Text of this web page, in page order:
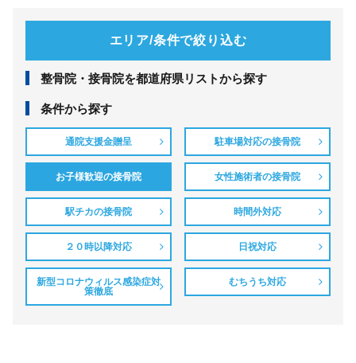
エリア/条件で絞り込む
整⾻院・接⾻院を都道府県リストから探す
条件から探す
通院支援金贈呈 駐車場対応の接骨院
お子様歓迎の接骨院 女性施術者の接骨院
駅チカの接骨院 時間外対応
２０時以降対応 日祝対応
新型コロナウィルス感染症対
策徹底
むちうち対応